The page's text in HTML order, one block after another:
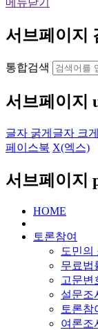
메뉴닫기
서브페이지
통합검색
서브페이지
글자 굵게 글자 크게
페이스북 X(엑스)
서브페이지
HOME
토론참여
도민의
무료법
고문변
설문조
토론참
여론조